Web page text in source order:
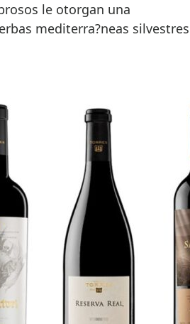
le otorgan una
mediterra?neas silvestres